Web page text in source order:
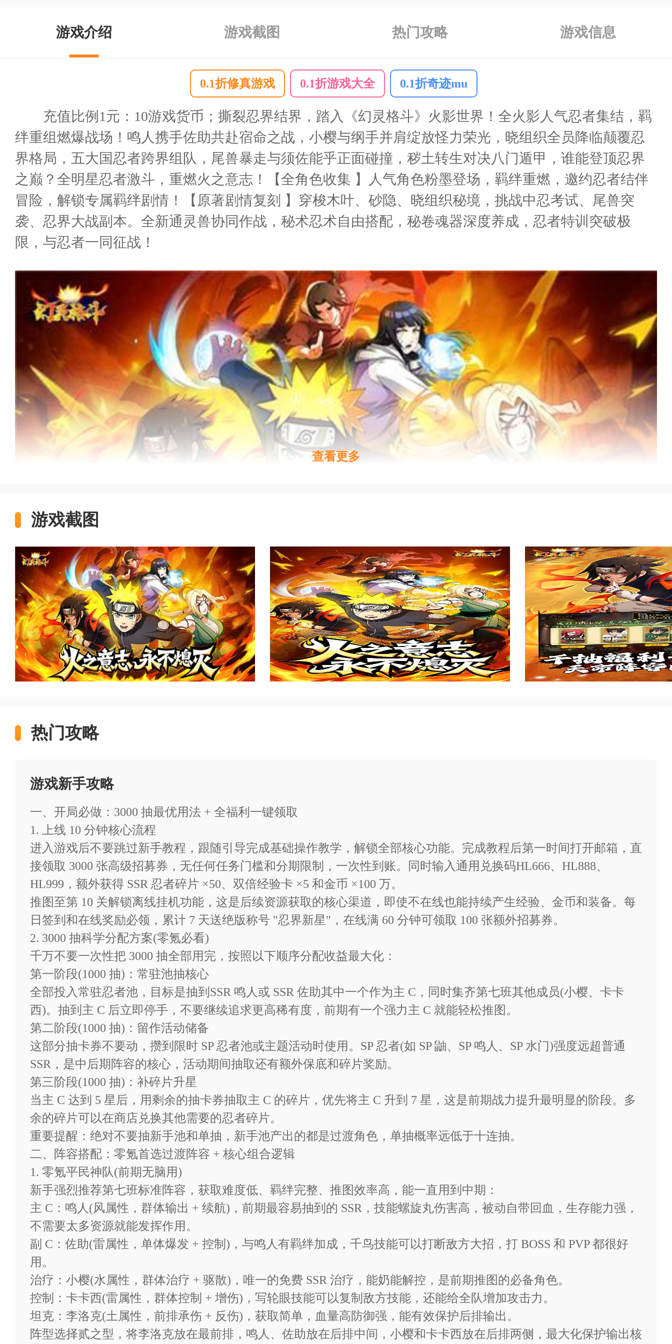
游戏介绍 游戏截图 热门攻略 游戏信息
0.1折修真游戏 0.1折游戏大全 0.1折奇迹mu
充值比例1元：10游戏货币；撕裂忍界结界，踏入《幻灵格斗》火影世界！全火影人气忍者集结，羁
绊重组燃爆战场！鸣人携手佐助共赴宿命之战，小樱与纲手并肩绽放怪力荣光，晓组织全员降临颠覆忍
界格局，五大国忍者跨界组队，尾兽暴走与须佐能乎正面碰撞，秽土转生对决八门遁甲，谁能登顶忍界
之巅？全明星忍者激斗，重燃火之意志！【全角色收集 】人气角色粉墨登场，羁绊重燃，邀约忍者结伴
冒险，解锁专属羁绊剧情！【原著剧情复刻 】穿梭木叶、砂隐、晓组织秘境，挑战中忍考试、尾兽突
袭、忍界大战副本。全新通灵兽协同作战，秘术忍术自由搭配，秘卷魂器深度养成，忍者特训突破极
限，与忍者一同征战！
0.1折手游、变态游戏、GM游戏中心
>>(长按链接复制到浏览器打开即可体验)<<
幻灵格斗（登陆送3000抽）版本信息
类型：卡牌 动漫火影
大小：354M
福利：登录即送3000抽
幻灵格斗（登陆送3000抽）游戏福利
新手礼包
金色碎片60、综合补给・中2、经验补给大1、勾玉100(每个账号限领一次)
礼包时效：2026-05-08 至 2038-01-19
剩余： 无限制
豪华礼包
招募券10、综合补给・中2、经验补给大1、勾玉100(每个账号限领一次)
礼包时效：2026-05-08 至 2038-01-19
剩余： 无限制
福利礼包
招募券5、勾玉300、金币补给・大1、经验补给大1(每个账号限领一次)
查看更多
游戏截图
热门攻略
游戏新手攻略
一、开局必做：3000 抽最优用法 + 全福利一键领取
1. 上线 10 分钟核心流程
进入游戏后不要跳过新手教程，跟随引导完成基础操作教学，解锁全部核心功能。完成教程后第一时间打开邮箱，直
接领取 3000 张高级招募券，无任何任务门槛和分期限制，一次性到账。同时输入通用兑换码HL666、HL888、
HL999，额外获得 SSR 忍者碎片 ×50、双倍经验卡 ×5 和金币 ×100 万。
推图至第 10 关解锁离线挂机功能，这是后续资源获取的核心渠道，即使不在线也能持续产生经验、金币和装备。每
日签到和在线奖励必领，累计 7 天送绝版称号 "忍界新星"，在线满 60 分钟可领取 100 张额外招募券。
2. 3000 抽科学分配方案(零氪必看)
千万不要一次性把 3000 抽全部用完，按照以下顺序分配收益最大化：
第一阶段(1000 抽)：常驻池抽核心
全部投入常驻忍者池，目标是抽到SSR 鸣人或 SSR 佐助其中一个作为主 C，同时集齐第七班其他成员(小樱、卡卡
西)。抽到主 C 后立即停手，不要继续追求更高稀有度，前期有一个强力主 C 就能轻松推图。
第二阶段(1000 抽)：留作活动储备
这部分抽卡券不要动，攒到限时 SP 忍者池或主题活动时使用。SP 忍者(如 SP 鼬、SP 鸣人、SP 水门)强度远超普通
SSR，是中后期阵容的核心，活动期间抽取还有额外保底和碎片奖励。
第三阶段(1000 抽)：补碎片升星
当主 C 达到 5 星后，用剩余的抽卡券抽取主 C 的碎片，优先将主 C 升到 7 星，这是前期战力提升最明显的阶段。多
余的碎片可以在商店兑换其他需要的忍者碎片。
重要提醒：绝对不要抽新手池和单抽，新手池产出的都是过渡角色，单抽概率远低于十连抽。
二、阵容搭配：零氪首选过渡阵容 + 核心组合逻辑
1. 零氪平民神队(前期无脑用)
新手强烈推荐第七班标准阵容，获取难度低、羁绊完整、推图效率高，能一直用到中期：
主 C：鸣人(风属性，群体输出 + 续航)，前期最容易抽到的 SSR，技能螺旋丸伤害高，被动自带回血，生存能力强，
不需要太多资源就能发挥作用。
副 C：佐助(雷属性，单体爆发 + 控制)，与鸣人有羁绊加成，千鸟技能可以打断敌方大招，打 BOSS 和 PVP 都很好
用。
治疗：小樱(水属性，群体治疗 + 驱散)，唯一的免费 SSR 治疗，能奶能解控，是前期推图的必备角色。
控制：卡卡西(雷属性，群体控制 + 增伤)，写轮眼技能可以复制敌方技能，还能给全队增加攻击力。
坦克：李洛克(土属性，前排承伤 + 反伤)，获取简单，血量高防御强，能有效保护后排输出。
阵型选择贰之型，将李洛克放在最前排，鸣人、佐助放在后排中间，小樱和卡卡西放在后排两侧，最大化保护输出核